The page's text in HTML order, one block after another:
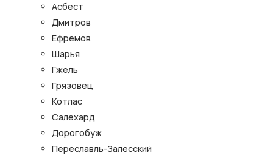
Асбест
Дмитров
Ефремов
Шарья
Гжель
Грязовец
Котлас
Салехард
Дорогобуж
Переславль-Залесский